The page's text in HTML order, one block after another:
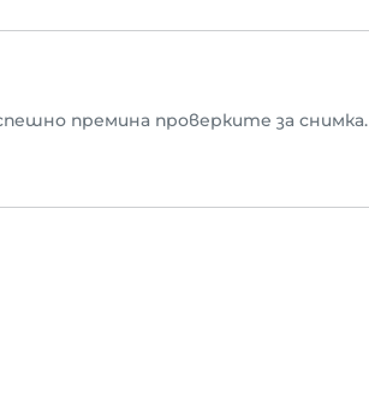
премина проверките за снимка.